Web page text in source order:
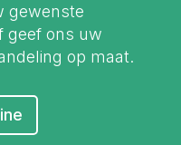
gewenste
geef ons uw
op maat.